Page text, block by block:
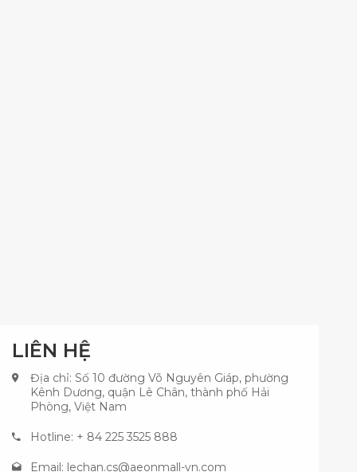
LIÊN HỆ
Địa chỉ: Số 10 đường Võ Nguyên Giáp, phường
Kênh Dương, quận Lê Chân, thành phố Hải
Phòng, Việt Nam
Hotline: + 84 225 3525 888
Email: lechan.cs@aeonmall-vn.com